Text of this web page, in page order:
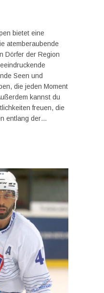
bietet eine
atemberaubende
Dörfer der Region
Seen und
die jeden Moment
kannst du
freuen, die
entlang der…